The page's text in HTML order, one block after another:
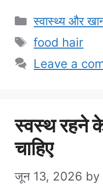
Categories
स्वास्थ्य और
Tags
food hair
Leave a
स्वस्थ रहने
चाहिए
जून 13, 2026 by